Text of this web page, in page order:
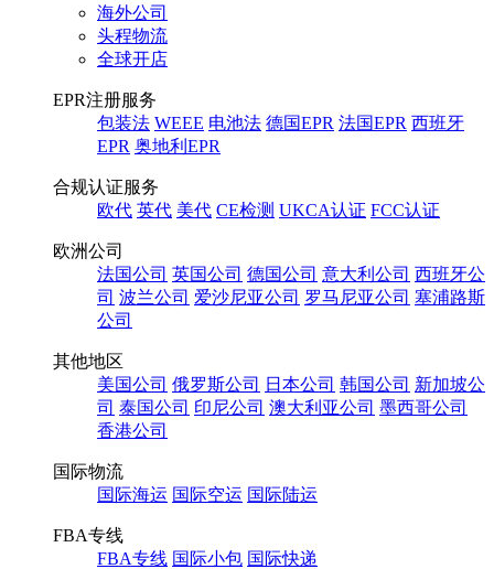
海外公司
头程物流
全球开店
EPR注册服务
包装法 WEEE 电池法 德国EPR 法国EPR 西班牙
EPR 奥地利EPR
合规认证服务
欧代 英代 美代 CE检测 UKCA认证 FCC认证
欧洲公司
法国公司 英国公司 德国公司 意大利公司 西班牙公
司 波兰公司 爱沙尼亚公司 罗马尼亚公司 塞浦路斯
公司
其他地区
美国公司 俄罗斯公司 日本公司 韩国公司 新加坡公
司 泰国公司 印尼公司 澳大利亚公司 墨西哥公司
香港公司
国际物流
国际海运 国际空运 国际陆运
FBA专线
FBA专线 国际小包 国际快递